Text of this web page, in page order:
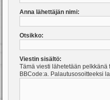
Anna lähettäjän nimi:
Otsikko:
Viestin sisältö:
Tämä viesti lähetetään pelkkänä
BBCode:a. Palautusosoitteeksi